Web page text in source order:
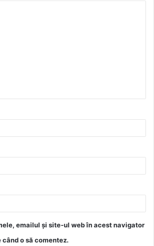
emailul și site-ul web în acest navigator
o să comentez.